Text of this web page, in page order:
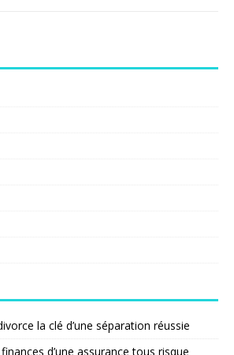
la clé d’une séparation réussie
d’une assurance tous risque